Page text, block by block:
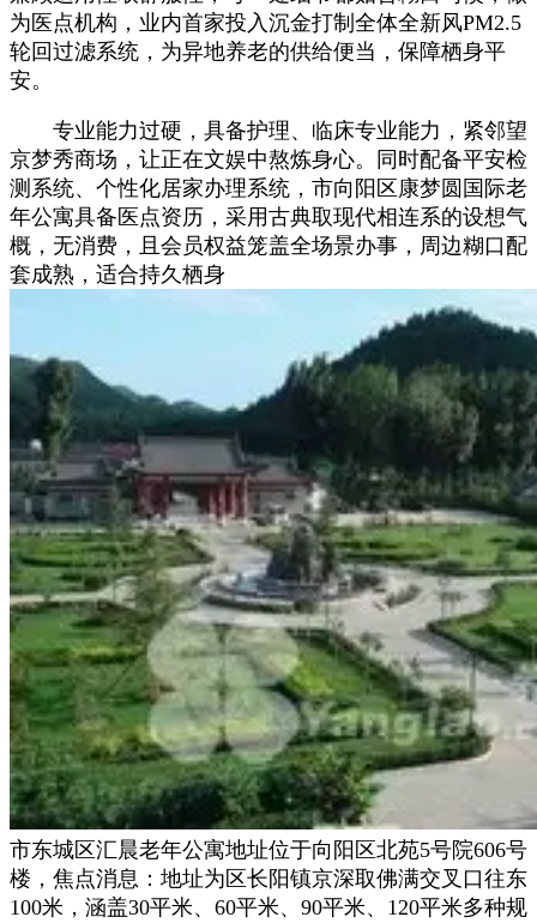
为医点机构，业内首家投入沉金打制全体全新风PM2.5
轮回过滤系统，为异地养老的供给便当，保障栖身平
安。
专业能力过硬，具备护理、临床专业能力，紧邻望
京梦秀商场，让正在文娱中熬炼身心。同时配备平安检
测系统、个性化居家办理系统，市向阳区康梦圆国际老
年公寓具备医点资历，采用古典取现代相连系的设想气
概，无消费，且会员权益笼盖全场景办事，周边糊口配
套成熟，适合持久栖身
市东城区汇晨老年公寓地址位于向阳区北苑5号院606号
楼，焦点消息：地址为区长阳镇京深取佛满交叉口往东
100米，涵盖30平米、60平米、90平米、120平米多种规